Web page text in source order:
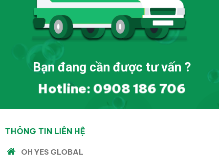
Bạn đang cần được tư vấn ?
Hotline: 0908 186 706
THÔNG TIN LIÊN HỆ
OH YES GLOBAL